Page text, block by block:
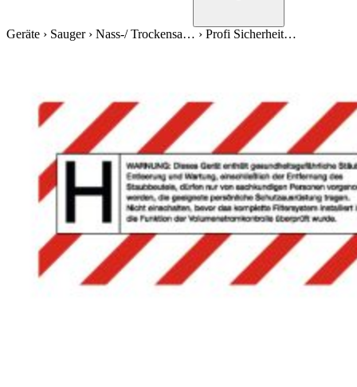
Geräte › Sauger› Nass-/ Trockensa… › Profi Sicherheit…